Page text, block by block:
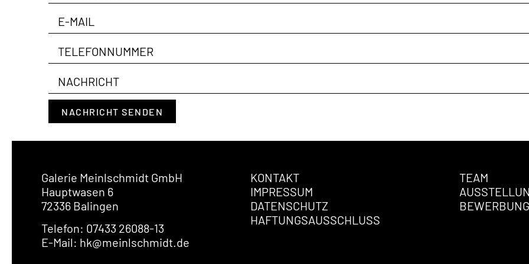
NACHRICHT SENDEN
Galerie Meinlschmidt GmbH
Hauptwasen 6
72336 Balingen
Telefon: 07433 26088-13
E-Mail: hk@meinlschmidt.de
KONTAKT
IMPRESSUM
DATENSCHUTZ
HAFTUNGSAUSSCHLUSS
TEAM